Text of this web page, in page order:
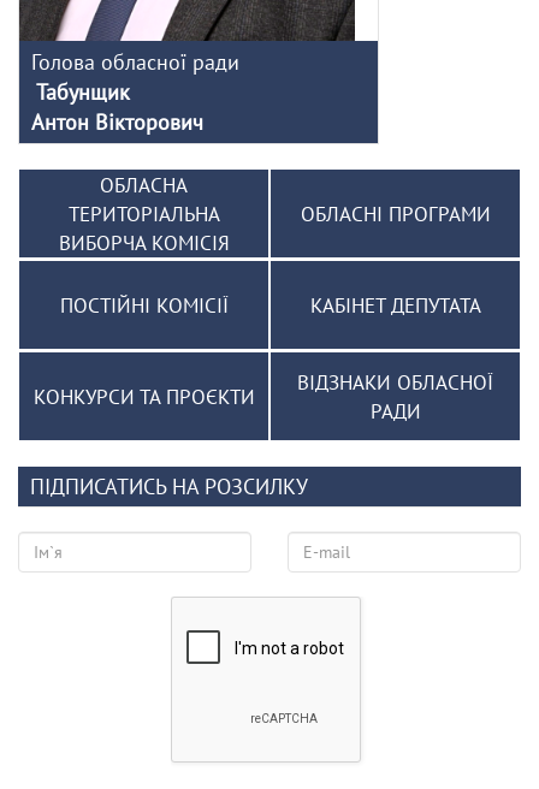
Голова обласної ради
Табунщик
Антон Вікторович
ОБЛАСНА
ТЕРИТОРІАЛЬНА
ВИБОРЧА КОМІСІЯ
ОБЛАСНІ ПРОГРАМИ
ПОСТІЙНІ КОМІСІЇ КАБІНЕТ ДЕПУТАТА
КОНКУРСИ ТА ПРОЄКТИ
ВІДЗНАКИ ОБЛАСНОЇ
РАДИ
ПІДПИСАТИСЬ НА РОЗСИЛКУ